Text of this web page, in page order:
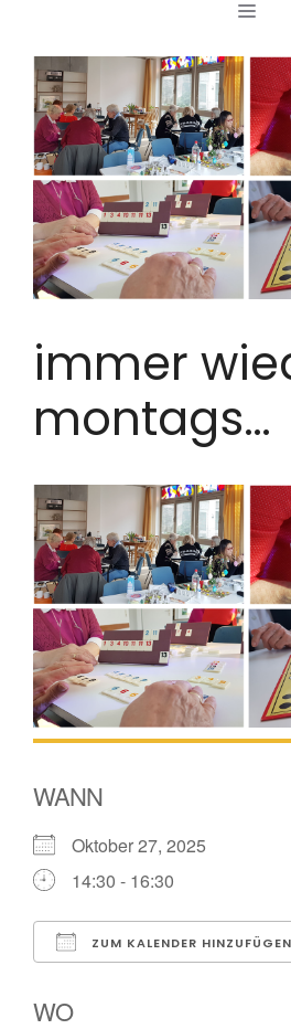
springen
MENÜ
immer
montags…
WANN
Oktober 27, 2025
14:30 - 16:30
ZUM KALENDER HINZUFÜGEN
WO